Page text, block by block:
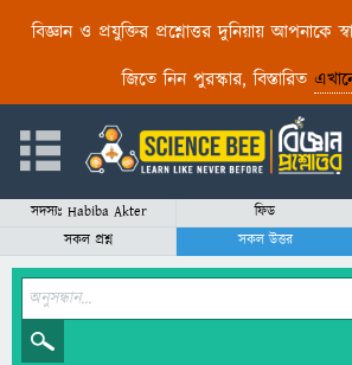
বিজ্ঞান ও প্রযুক্তির প্রশ্নোত্তর দুনিয়ায় আপনাকে
জিতে নিন পুরস্কার, বিস্তারিত
সদস্যঃ Habiba Akter ফিড
সকল প্রশ্ন
সকল উত্তর